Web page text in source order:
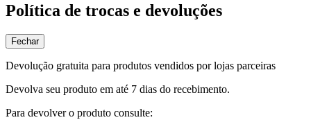
Política de trocas e devoluções
Fechar
Devolução gratuita para produtos vendidos por lojas parceiras
Devolva seu produto em até 7 dias do recebimento.
Para devolver o produto consulte: